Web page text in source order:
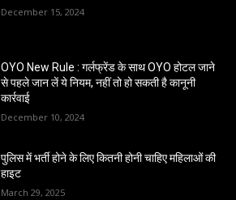
December 15, 2024
OYO New Rule : गर्लफ्रेंड के साथ OYO होटल जाने
से पहले जान लें ये नियम, नहीं तो हो सकती है कानूनी
कार्रवाई
December 10, 2024
पुलिस में भर्ती होने के लिए कितनी होनी चाहिए महिलाओं की
हाइट
March 29, 2025